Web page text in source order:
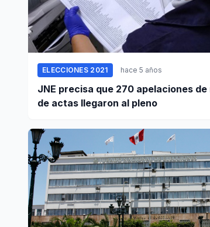
ELECCIONES 2021 hace 5 años
JNE precisa que 270 apelaciones de
de actas llegaron al pleno